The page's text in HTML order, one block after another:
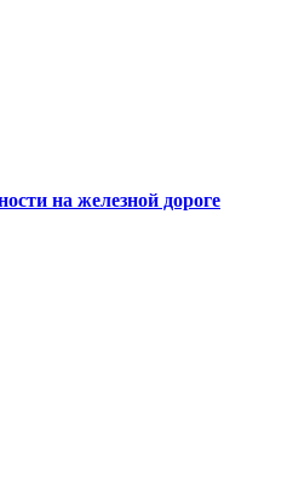
на железной дороге